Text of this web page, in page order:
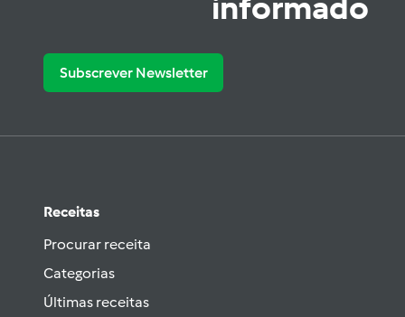
Subscrever Newsletter
Receitas
Procurar receita
Categorias
Últimas receitas